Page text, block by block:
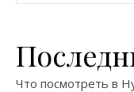
Что посмотреть в